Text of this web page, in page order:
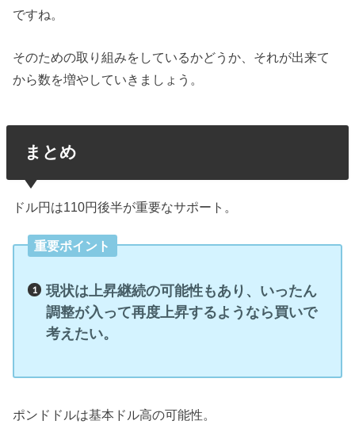
ですね。
そのための取り組みをしているかどうか、それが出来て
から数を増やしていきましょう。
まとめ
ドル円は110円後半が重要なサポート。
重要ポイント
現状は上昇継続の可能性もあり、いったん
調整が入って再度上昇するようなら買いで
考えたい。
ポンドドルは基本ドル高の可能性。